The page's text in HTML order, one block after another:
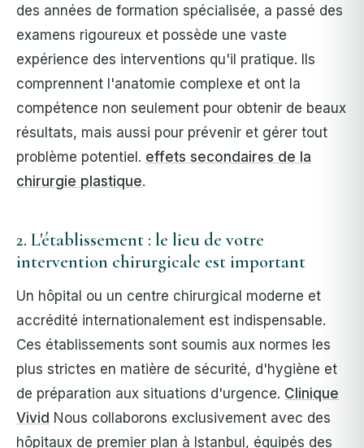
des années de formation spécialisée, a passé des
examens rigoureux et possède une vaste
expérience des interventions qu'il pratique. Ils
comprennent l'anatomie complexe et ont la
compétence non seulement pour obtenir de beaux
résultats, mais aussi pour prévenir et gérer tout
problème potentiel. effets secondaires de la
chirurgie plastique.
2. L'établissement : le lieu de votre
intervention chirurgicale est important
Un hôpital ou un centre chirurgical moderne et
accrédité internationalement est indispensable.
Ces établissements sont soumis aux normes les
plus strictes en matière de sécurité, d'hygiène et
de préparation aux situations d'urgence. Clinique
Vivid Nous collaborons exclusivement avec des
hôpitaux de premier plan à Istanbul, équipés des